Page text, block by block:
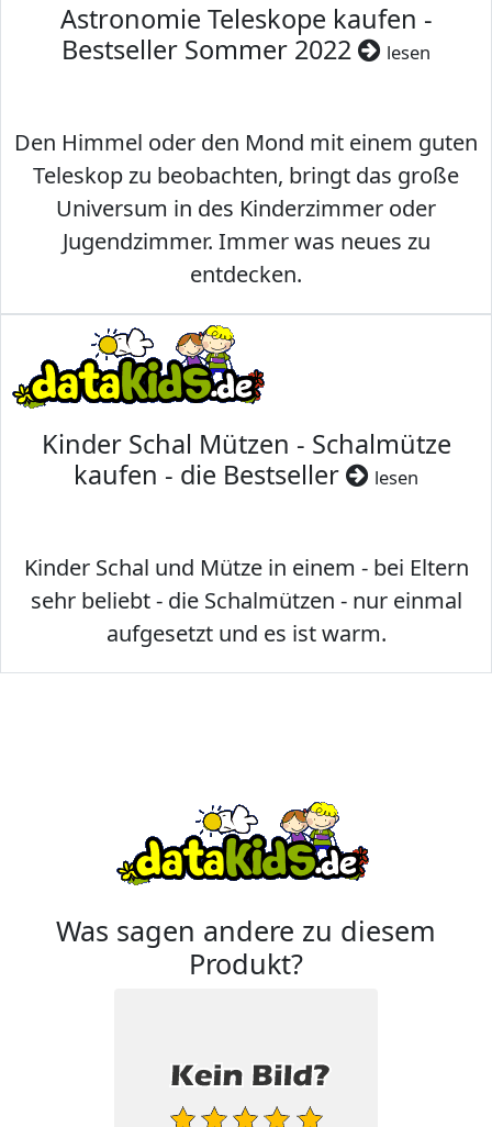
Astronomie Teleskope kaufen -
Bestseller Sommer 2022
lesen
Den Himmel oder den Mond mit einem guten
Teleskop zu beobachten, bringt das große
Universum in des Kinderzimmer oder
Jugendzimmer. Immer was neues zu
entdecken.
Kinder Schal Mützen - Schalmütze
kaufen - die Bestseller
lesen
Kinder Schal und Mütze in einem - bei Eltern
sehr beliebt - die Schalmützen - nur einmal
aufgesetzt und es ist warm.
Was sagen andere zu diesem
Produkt?